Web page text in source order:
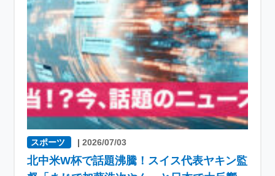
スポーツ |2026/07/03
北中米W杯で話題沸騰！スイス代表ヤキン監